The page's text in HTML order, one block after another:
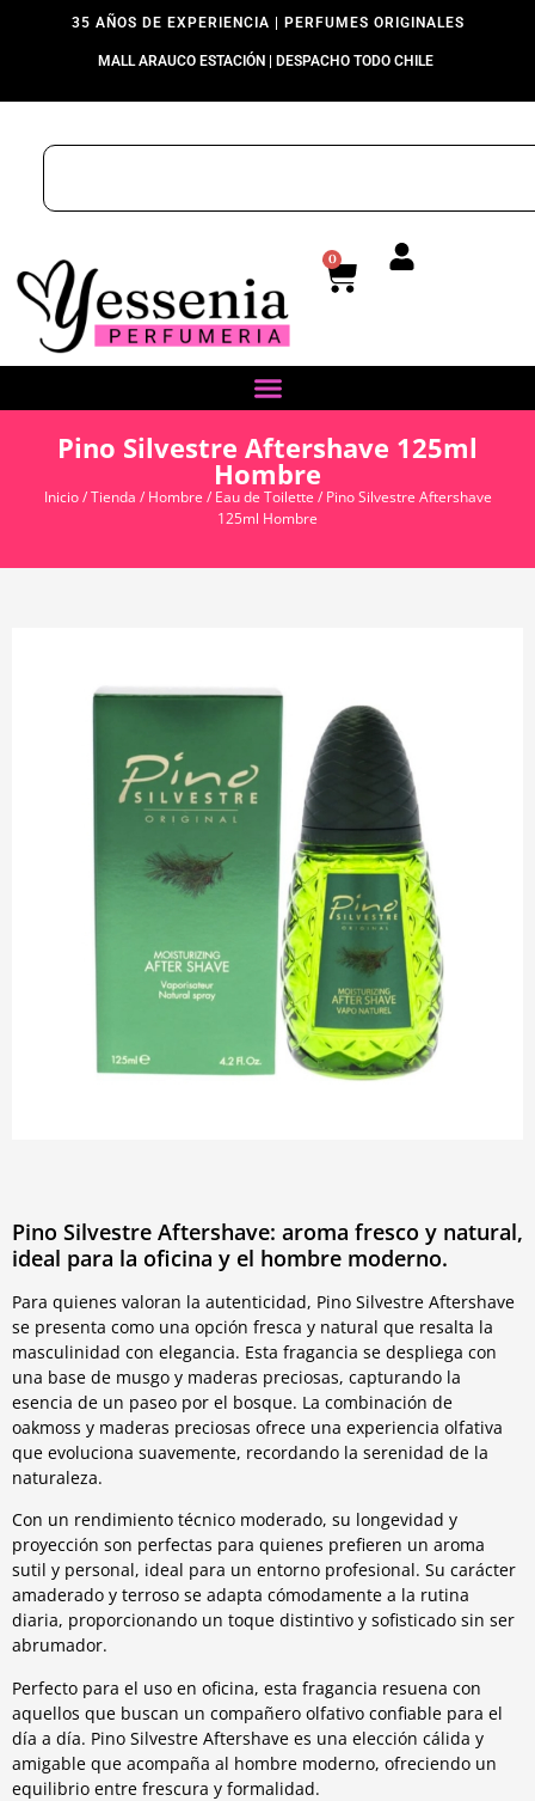
35 AÑOS DE EXPERIENCIA | PERFUMES ORIGINALES
MALL ARAUCO ESTACIÓN | DESPACHO TODO CHILE
0
Pino Silvestre Aftershave 125ml
Hombre
Inicio/Tienda / Hombre / Eau de Toilette / Pino Silvestre Aftershave
125ml Hombre
Pino Silvestre Aftershave: aroma fresco y natural,
ideal para la oficina y el hombre moderno.
Para quienes valoran la autenticidad, Pino Silvestre Aftershave
se presenta como una opción fresca y natural que resalta la
masculinidad con elegancia. Esta fragancia se despliega con
una base de musgo y maderas preciosas, capturando la
esencia de un paseo por el bosque. La combinación de
oakmoss y maderas preciosas ofrece una experiencia olfativa
que evoluciona suavemente, recordando la serenidad de la
naturaleza.
Con un rendimiento técnico moderado, su longevidad y
proyección son perfectas para quienes prefieren un aroma
sutil y personal, ideal para un entorno profesional. Su carácter
amaderado y terroso se adapta cómodamente a la rutina
diaria, proporcionando un toque distintivo y sofisticado sin ser
abrumador.
Perfecto para el uso en oficina, esta fragancia resuena con
aquellos que buscan un compañero olfativo confiable para el
día a día. Pino Silvestre Aftershave es una elección cálida y
amigable que acompaña al hombre moderno, ofreciendo un
equilibrio entre frescura y formalidad.